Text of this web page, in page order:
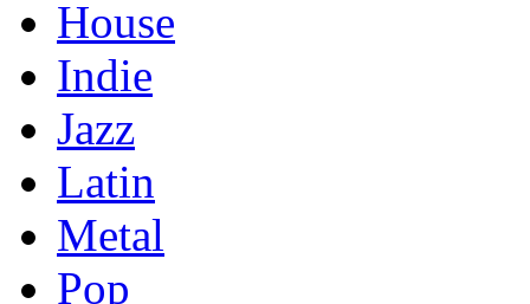
House
Indie
Jazz
Latin
Metal
Pop